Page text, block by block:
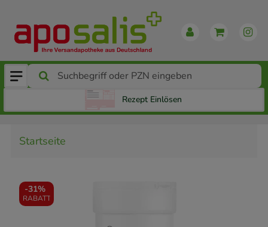
Rezept Einlösen
Startseite
-31%
RABATT